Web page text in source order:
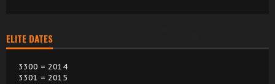
ELITE DATES
3300 = 2014
3301 = 2015